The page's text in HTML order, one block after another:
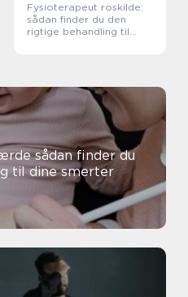
Fysioterapeut roskilde:
sådan finder du den
rigtige behandling til
du
til dine smerter